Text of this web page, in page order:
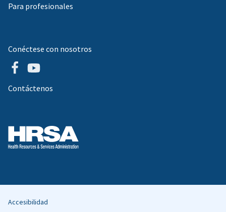
Para profesionales
Conéctese con nosotros
Contáctenos
Accesibilidad